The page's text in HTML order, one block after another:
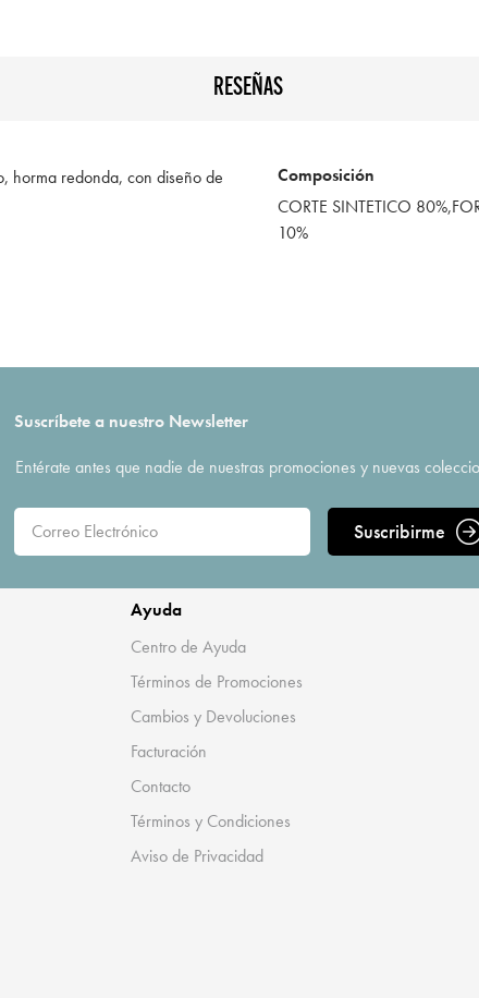
RESEÑAS
horma redonda, con diseño de
Composición
CORTE SINTETICO
10%
Suscríbete a nuestro Newsletter
Entérate antes que nadie de nuestras promociones y nuevas
Suscribirme
Ayuda
Centro de Ayuda
Términos de Promociones
Cambios y Devoluciones
Facturación
Contacto
Términos y Condiciones
Aviso de Privacidad